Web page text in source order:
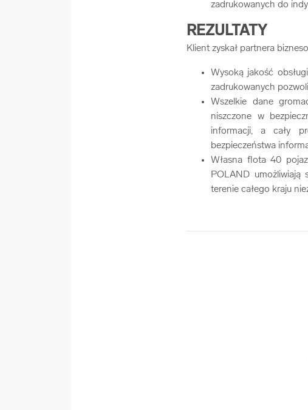
zadrukowanych do
REZULTATY
Klient zyskał partnera
Wysoką jakość
zadrukowanych
Wszelkie dane
niszczone w
informacji, a cały
bezpieczeństwa
Własna flota 40
POLAND umożliwiają
terenie całego kraju